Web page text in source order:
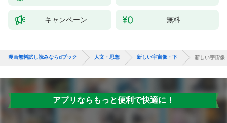
キャンペーン 無料
漫画無料試し読みならdブック 人文・思想 新しい宇宙像・下 新しい宇宙像
アプリならもっと便利で快適に！